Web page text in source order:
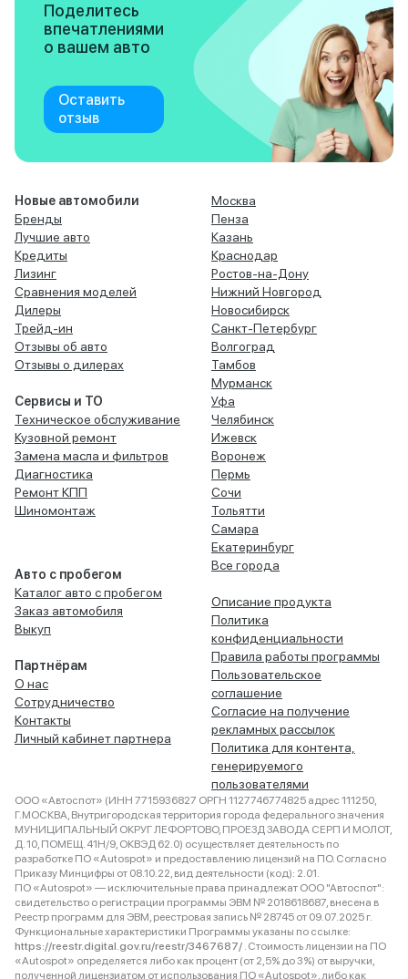
Поделитесь
впечатлениями
о вашем авто
Оставить
отзыв
Новые автомобили
Бренды
Лучшие авто
Кредиты
Лизинг
Сравнения моделей
Дилеры
Трейд-ин
Отзывы об авто
Отзывы о дилерах
Сервисы и ТО
Техническое обслуживание
Кузовной ремонт
Замена масла и фильтров
Диагностика
Ремонт КПП
Шиномонтаж
Авто с пробегом
Каталог авто с пробегом
Заказ автомобиля
Выкуп
Партнёрам
О нас
Сотрудничество
Контакты
Личный кабинет партнера
Москва
Пенза
Казань
Краснодар
Ростов-на-Дону
Нижний Новгород
Новосибирск
Санкт-Петербург
Волгоград
Тамбов
Мурманск
Уфа
Челябинск
Ижевск
Воронеж
Пермь
Сочи
Тольятти
Самара
Екатеринбург
Все города
Описание продукта
Политика
конфиденциальности
Правила работы программы
Пользовательское
соглашение
Согласие на получение
рекламных рассылок
Политика для контента,
генерируемого
пользователями
ООО «Автоспот» (ИНН 7715936827 ОРГН 1127746774825 адрес 111250,
Г.МОСКВА, Внутригородская территория города федерального значения
МУНИЦИПАЛЬНЫЙ ОКРУГ ЛЕФОРТОВО, ПРОЕЗД ЗАВОДА СЕРП И МОЛОТ,
Д. 10, ПОМЕЩ. 41Н/9, ОКВЭД 62.0) осуществляет деятельность по
разработке ПО «Autospot» и предоставлению лицензий на ПО. Согласно
Приказу Минцифры от 08.10.22, вид деятельности (код): 2.01.
ПО «Autospot» — исключительные права принадлежат ООО "Автоспот":
свидетельство о регистрации программы ЭВМ № 2018618687, внесена в
Реестр программ для ЭВМ, реестровая запись № 28745 от 09.07.2025 г.
Функциональные характеристики Программы указаны по ссылке:
https://reestr.digital.gov.ru/reestr/3467687/ . Стоимость лицензии на ПО
«Autospot» определяется либо как процент (от 2,5% до 3%) от выручки,
полученной лицензиатом от использования ПО «Autospot», либо как